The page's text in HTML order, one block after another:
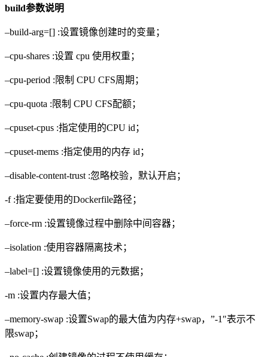
build参数说明
–build-arg=[] :设置镜像创建时的变量；
–cpu-shares :设置 cpu 使用权重；
–cpu-period :限制 CPU CFS周期；
–cpu-quota :限制 CPU CFS配额；
–cpuset-cpus :指定使用的CPU id；
–cpuset-mems :指定使用的内存 id；
–disable-content-trust :忽略校验，默认开启；
-f :指定要使用的Dockerfile路径；
–force-rm :设置镜像过程中删除中间容器；
–isolation :使用容器隔离技术；
–label=[] :设置镜像使用的元数据；
-m :设置内存最大值；
–memory-swap :设置Swap的最大值为内存+swap，”-1″表示不
限swap；